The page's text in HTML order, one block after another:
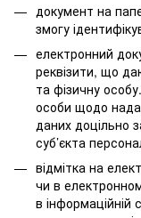
документ на
змогу
електронний
реквізити, що
та фізичну
особи щодо
даних доцільно
суб’єкта
відмітка на
чи в
в інформаційній